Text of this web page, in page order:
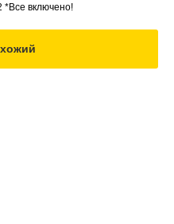
потолок в спальне
*Все включено!